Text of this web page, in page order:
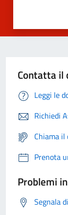
Contatta il
Leggi le
Richiedi
Chiama
Prenota
Problemi
Segnala